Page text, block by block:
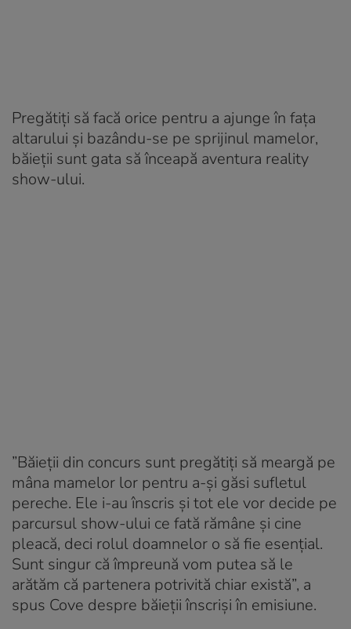
Pregătiți să facă orice pentru a ajunge în fața
altarului și bazându-se pe sprijinul mamelor,
băieții sunt gata să înceapă aventura reality
show-ului.
”Băieții din concurs sunt pregătiți să meargă pe
mâna mamelor lor pentru a-și găsi sufletul
pereche. Ele i-au înscris și tot ele vor decide pe
parcursul show-ului ce fată rămâne și cine
pleacă, deci rolul doamnelor o să fie esențial.
Sunt singur că împreună vom putea să le
arătăm că partenera potrivită chiar există”, a
spus Cove despre băieții înscriși în emisiune.